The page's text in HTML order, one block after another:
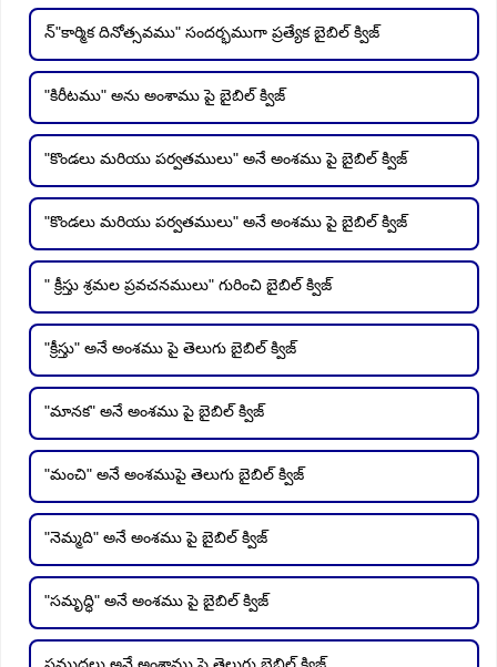
న్"కార్మిక దినోత్సవము" సందర్భముగా ప్రత్యేక బైబిల్ క్విజ్
"కిరీటము" అను అంశాము పై బైబిల్ క్విజ్
"కొండలు మరియు పర్వతములు" అనే అంశము పై బైబిల్ క్విజ్
"కొండలు మరియు పర్వతములు" అనే అంశము పై బైబిల్ క్విజ్
" క్రీస్తు శ్రమల ప్రవచనములు" గురించి బైబిల్ క్విజ్
"క్రీస్తు" అనే అంశము పై తెలుగు బైబిల్ క్విజ్
"మానక" అనే అంశము పై బైబిల్ క్విజ్
"మంచి" అనే అంశముపై తెలుగు బైబిల్ క్విజ్
"నెమ్మది" అనే అంశము పై బైబిల్ క్విజ్
"సమృద్ధి" అనే అంశము పై బైబిల్ క్విజ్
సముద్రలు అనే అంశాము పై తెలుగు బైబిల్ క్విజ్